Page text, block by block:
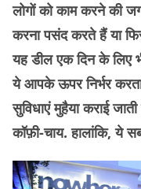
लोगों को काम करने की
करना पसंद करते हैं या
यह डील एक दिन के लिए
ये आपके ऊपर निर्भर
सुविधाएं मुहैया कराई
कॉफ़ी-चाय. हालांकि, ये